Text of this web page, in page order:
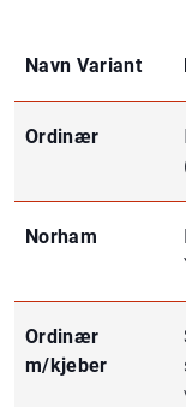
Navn Variant
Ordinær
Norham
Ordinær
m/kjeber